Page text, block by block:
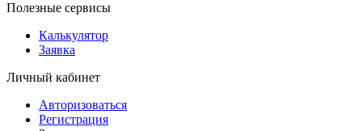
Полезные сервисы
Калькулятор
Заявка
Личный кабинет
Авторизоваться
Регистрация